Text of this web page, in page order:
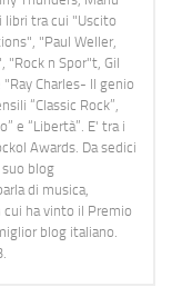
libri tra cui "Uscito
"Paul Weller,
"Rock n Spor"t, Gil
Charles- Il genio
“Classic Rock”,
e “Libertà”. E' tra i
Awards. Da sedici
blog
di musica,
ha vinto il Premio
blog italiano.